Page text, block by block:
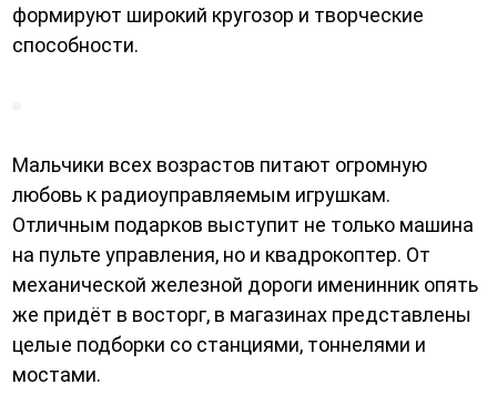
формируют широкий кругозор и творческие
способности.
Мальчики всех возрастов питают огромную
любовь к радиоуправляемым игрушкам.
Отличным подарков выступит не только машина
на пульте управления, но и квадрокоптер. От
механической железной дороги именинник опять
же придёт в восторг, в магазинах представлены
целые подборки со станциями, тоннелями и
мостами.